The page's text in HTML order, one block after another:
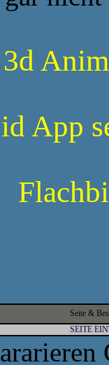
3d
App
Seite &
SEITE